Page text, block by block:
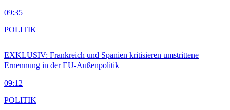
09:35
EXKLUSIV: Frankreich und Spanien kritisieren umstrittene
Ernennung in der EU-Außenpolitik
09:12
POLITIK
POLITIK